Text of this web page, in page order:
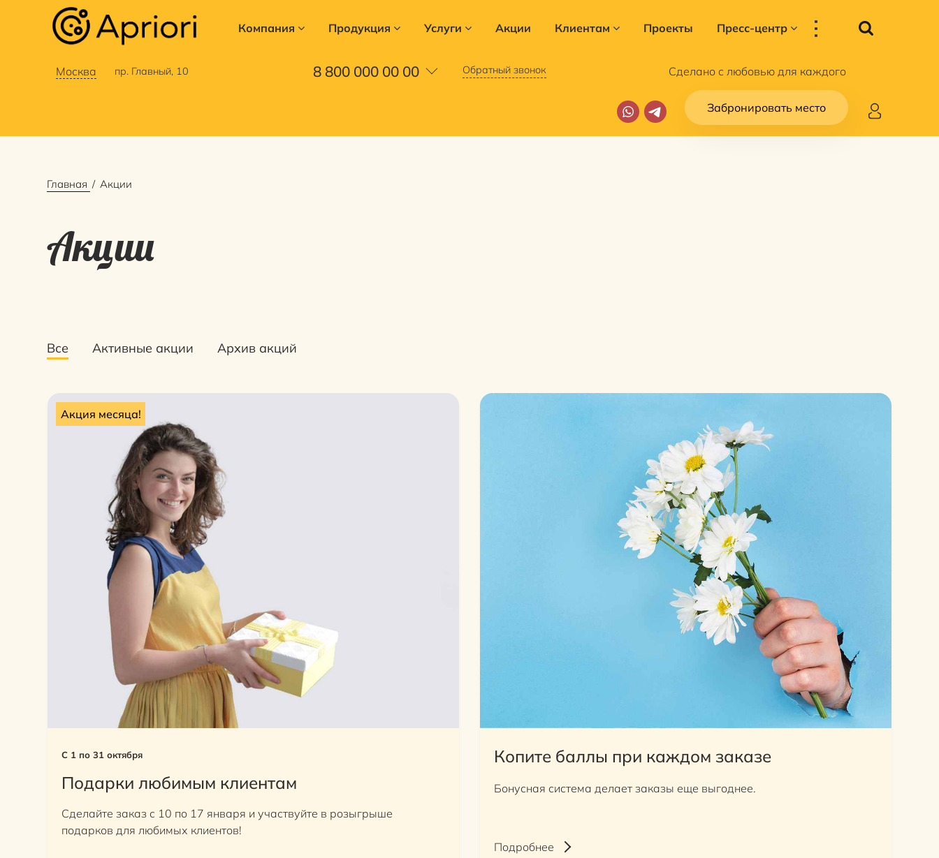
Компания Продукция Услуги Акции Клиентам Проекты Пресс-центр ...
Москва пр. Главный, 10 8 800 000 00 00 Обратный звонок Сделано с любовью для каждого
Забронировать место
Главная Акции
Акции
Все Активные акции Архив акций
Акция месяца!
С 1 по 31 октября
Подарки любимым клиентам
Сделайте заказ с 10 по 17 января и участвуйте в розыгрыше
подарков для любимых клиентов!
Копите баллы при каждом заказе
Бонусная система делает заказы еще выгоднее.
Подробнее